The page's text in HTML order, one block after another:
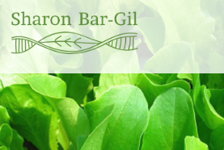
2020 כל הזכויות שמורות (c) שרון בר גיל.